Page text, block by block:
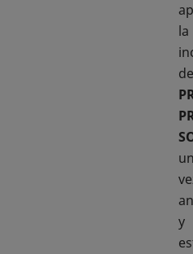
la
de
y